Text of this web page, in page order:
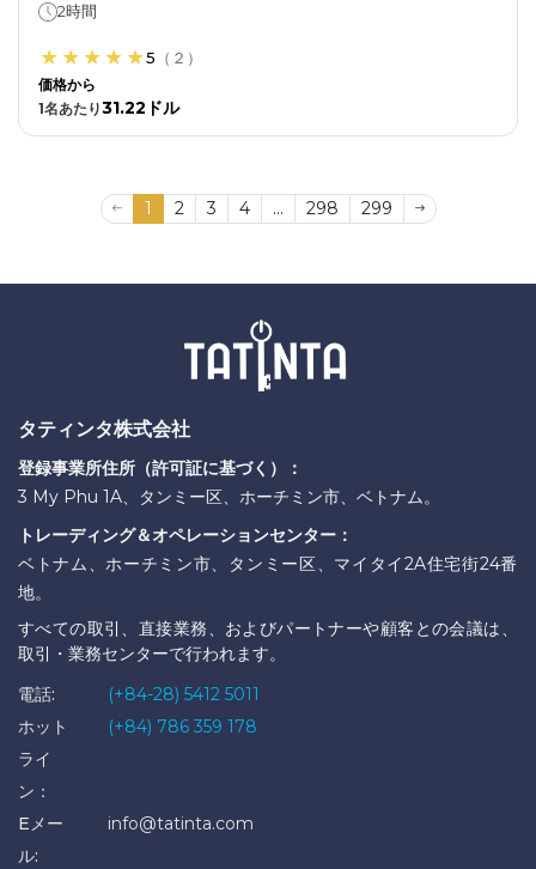
2時間
5 （ ２ ）
価格から
1名あたり31.22ドル
1 2 3 4 ... 298 299
タティンタ株式会社
登録事業所住所（許可証に基づく）：
3 My Phu 1A、タンミー区、ホーチミン市、ベトナム。
トレーディング＆オペレーションセンター：
ベトナム、ホーチミン市、タンミー区、マイタイ2A住宅街24番
地。
すべての取引、直接業務、およびパートナーや顧客との会議は、
取引・業務センターで行われます。
電話:
(+84-28) 5412 5011
ホット
ライ
ン：
(+84) 786 359 178
Eメー
ル:
info@tatinta.com